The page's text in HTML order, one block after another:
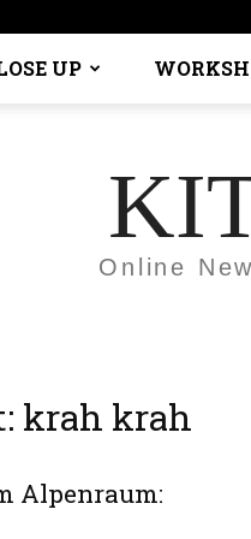
UP
Online
krah krah
Alpenraum: